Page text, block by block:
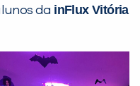
da inFlux Vitória
bairro que